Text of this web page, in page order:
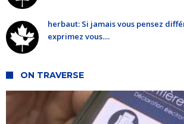
herbaut: Si jamais vous pensez
exprimez vous....
ON TRAVERSE